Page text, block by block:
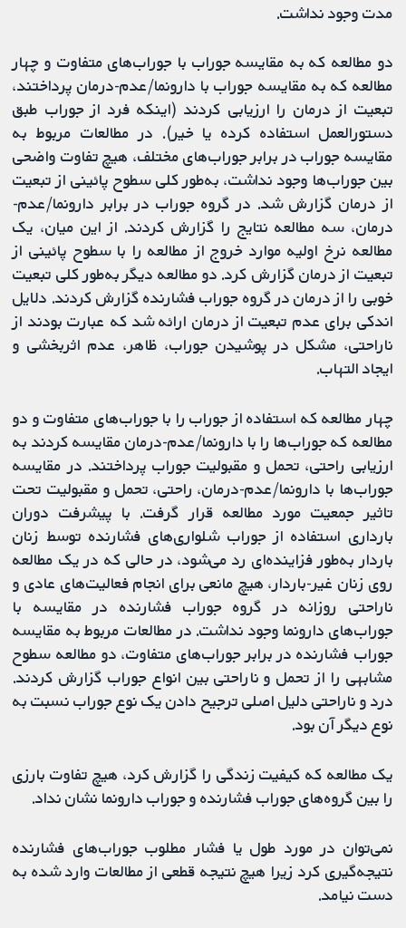
مدت وجود نداشت.
دو مطالعه که به مقایسه جوراب با جوراب‌های متفاوت و چهار
مطالعه که به مقایسه جوراب با دارونما/عدم-درمان پرداختند،
تبعیت از درمان را ارزیابی کردند (اینکه فرد از جوراب طبق
دستورالعمل استفاده کرده یا خیر). در مطالعات مربوط به
مقایسه جوراب در برابر جوراب‌های مختلف، هیچ تفاوت واضحی
بین جوراب‌ها وجود نداشت، به‌طور کلی سطوح پائینی از تبعیت
از درمان گزارش شد. در گروه جوراب در برابر دارونما/عدم-
درمان، سه مطالعه نتایج را گزارش کردند. از این میان، یک
مطالعه نرخ اولیه موارد خروج از مطالعه را با سطوح پائینی از
تبعیت از درمان گزارش کرد. دو مطالعه دیگر به‌طور کلی تبعیت
خوبی را از درمان در گروه جوراب فشارنده گزارش کردند. دلایل
اندکی برای عدم تبعیت از درمان ارائه شد که عبارت بودند از
ناراحتی، مشکل در پوشیدن جوراب، ظاهر، عدم اثربخشی و
ایجاد التهاب.
چهار مطالعه که استفاده از جوراب را با جوراب‌های متفاوت و دو
مطالعه که جوراب‌ها را با دارونما/عدم-درمان مقایسه کردند به
ارزیابی راحتی، تحمل و مقبولیت جوراب پرداختند. در مقایسه
جوراب‌ها با دارونما/عدم-درمان، راحتی، تحمل و مقبولیت تحت
تاثیر جمعیت مورد مطالعه قرار گرفت. با پیشرفت دوران
بارداری استفاده از جوراب شلواری‌های فشارنده توسط زنان
باردار به‌طور فزاینده‌ای رد می‌شود، در حالی که در یک مطالعه
روی زنان غیر-باردار، هیچ مانعی برای انجام فعالیت‌های عادی و
ناراحتی روزانه در گروه جوراب فشارنده در مقایسه با
جوراب‌های دارونما وجود نداشت. در مطالعات مربوط به مقایسه
جوراب فشارنده در برابر جوراب‌های متفاوت، دو مطالعه سطوح
مشابهی را از تحمل و ناراحتی بین انواع جوراب گزارش کردند.
درد و ناراحتی دلیل اصلی ترجیح دادن یک نوع جوراب نسبت به
نوع دیگر آن بود.
یک مطالعه که کیفیت زندگی را گزارش کرد، هیچ تفاوت بارزی
را بین گروه‌های جوراب فشارنده و جوراب دارونما نشان نداد.
نمی‌توان در مورد طول یا فشار مطلوب جوراب‌های فشارنده
نتیجه‌گیری کرد زیرا هیچ نتیجه قطعی از مطالعات وارد شده به
دست نیامد.